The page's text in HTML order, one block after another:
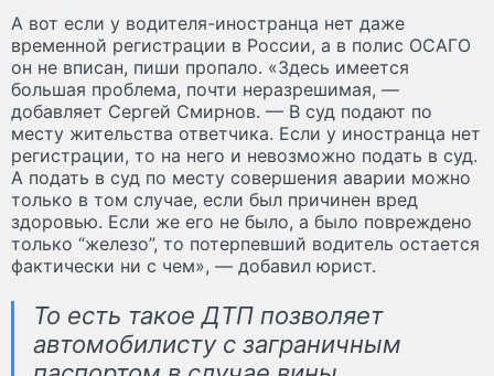
А вот если у водителя-иностранца нет даже
временной регистрации в России, а в полис ОСАГО
он не вписан, пиши пропало. «Здесь имеется
большая проблема, почти неразрешимая, —
добавляет Сергей Смирнов. — В суд подают по
месту жительства ответчика. Если у иностранца нет
регистрации, то на него и невозможно подать в суд.
А подать в суд по месту совершения аварии можно
только в том случае, если был причинен вред
здоровью. Если же его не было, а было повреждено
только “железо”, то потерпевший водитель остается
фактически ни с чем», — добавил юрист.
То есть такое ДТП позволяет
автомобилисту с заграничным